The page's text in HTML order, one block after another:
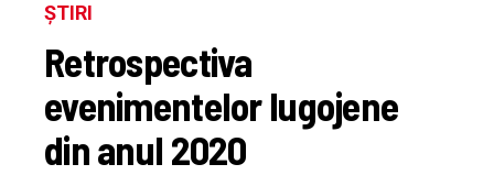
ȘTIRI
Retrospectiva
evenimentelor lugojene
din anul 2020